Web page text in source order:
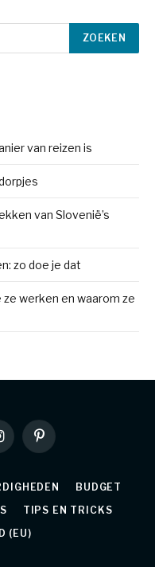
van reizen is
van Slovenië’s
zo doe je dat
werken en waarom ze
Pinterest
BUDGET
TIPS EN TRICKS
(EU)